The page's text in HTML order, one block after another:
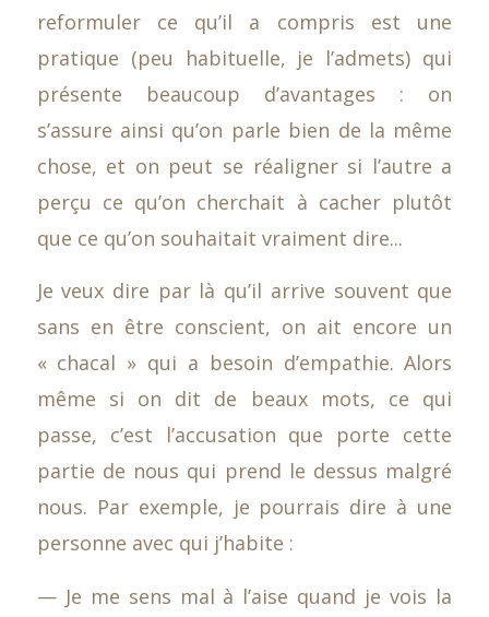
reformuler ce qu’il a compris est une
pratique (peu habituelle, je l’admets) qui
présente beaucoup d’avantages : on
s’assure ainsi qu’on parle bien de la même
chose, et on peut se réaligner si l’autre a
perçu ce qu’on cherchait à cacher plutôt
que ce qu’on souhaitait vraiment dire...
Je veux dire par là qu’il arrive souvent que
sans en être conscient, on ait encore un
« chacal » qui a besoin d’empathie. Alors
même si on dit de beaux mots, ce qui
passe, c’est l’accusation que porte cette
partie de nous qui prend le dessus malgré
nous. Par exemple, je pourrais dire à une
personne avec qui j’habite :
— Je me sens mal à l’aise quand je vois la